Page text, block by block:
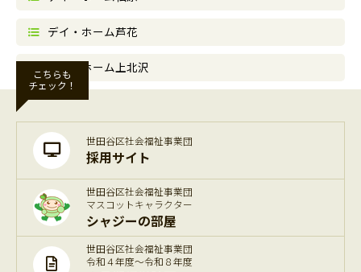
デイ・ホーム芦花
デイ・ホーム上北沢
こちらも
チェック！
世田谷区社会福祉事業団
採用サイト
世田谷区社会福祉事業団
マスコットキャラクター
シャジーの部屋
世田谷区社会福祉事業団
令和４年度～令和８年度